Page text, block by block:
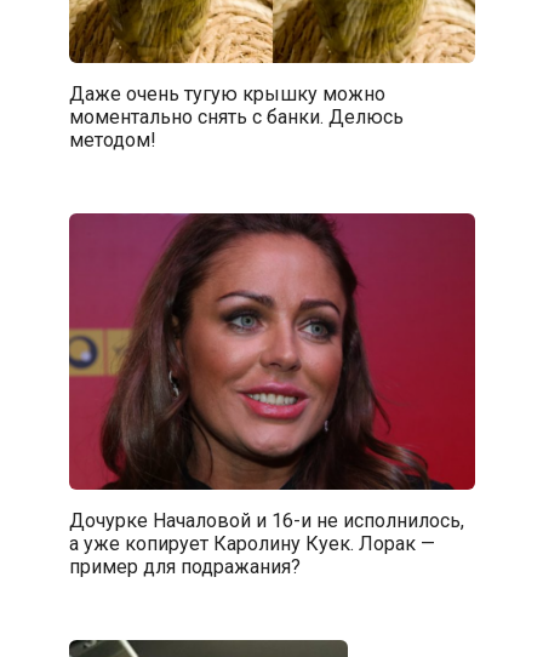
Даже очень тугую крышку можно
моментально снять с банки. Делюсь
методом!
Дочурке Началовой и 16-и не исполнилось,
а уже копирует Каролину Куек. Лорак —
пример для подражания?